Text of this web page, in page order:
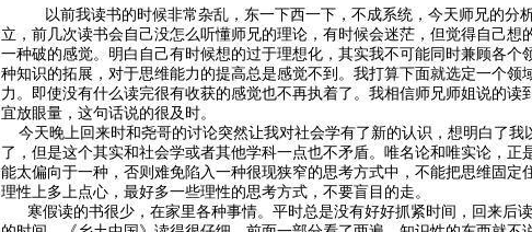
以前我读书的时候非常杂乱，东一下西一下，不成系统，今天师兄的分析
立，前几次读书会自己没怎么听懂师兄的理论，有时候会迷茫，但觉得自己想
一种破的感觉。明白自己有时候想的过于理想化，其实我不可能同时兼顾各个
种知识的拓展，对于思维能力的提高总是感觉不到。我打算下面就选定一个领
力。即使没有什么读完很有收获的感觉也不再执着了。我相信师兄师姐说的读
宜放眼量，这句话说的很及时。
今天晚上回来时和尧哥的讨论突然让我对社会学有了新的认识，想明白了我
了，但是这个其实和社会学或者其他学科一点也不矛盾。唯名论和唯实论，正
能太偏向于一种，否则难免陷入一种很现狭窄的思考方式中，不能把思维固定
理性上多上点心，最好多一些理性的思考方式，不要盲目的走。
寒假读的书很少，在家里各种事情。平时总是没有好好抓紧时间，回来后